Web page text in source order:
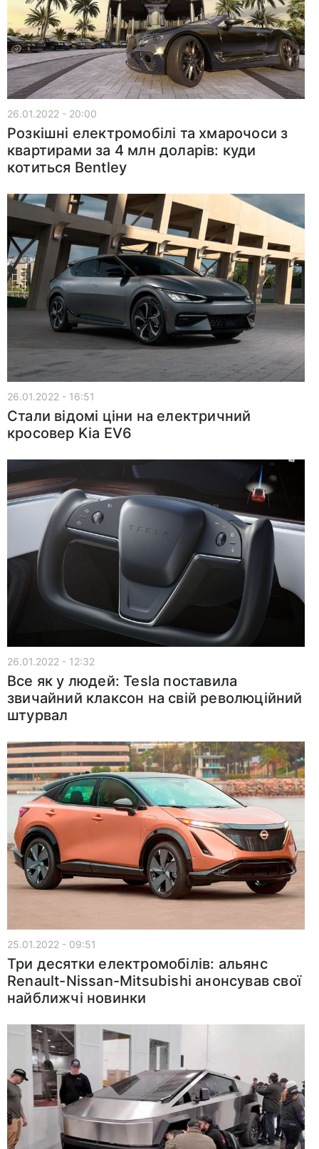
26.01.2022 - 20:00
Розкішні електромобілі та хмарочоси з
квартирами за 4 млн доларів: куди
котиться Bentley
26.01.2022 - 16:51
Стали відомі ціни на електричний
кросовер Kia EV6
26.01.2022 - 12:32
Все як у людей: Tesla поставила
звичайний клаксон на свій революційний
штурвал
25.01.2022 - 09:51
Три десятки електромобілів: альянс
Renault-Nissan-Mitsubishi анонсував свої
найближчі новинки